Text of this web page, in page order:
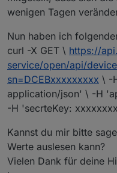
Die Variable
werden.
wenigen Tagen
Nun haben ich
curl -X GET \ https://
service/open/api/
sn=DCEBxxxxxxxxx \ -
application/json' \ -H
-H 'secrteKey:
Kannst du mir bitte
Werte auslesen kann?
Vielen Dank für deine